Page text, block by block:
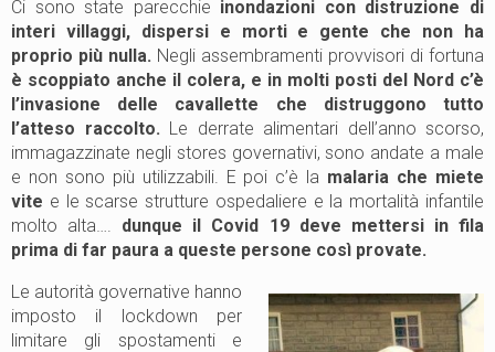
Ci sono state parecchie inondazioni con distruzione di
interi villaggi, dispersi e morti e gente che non ha
proprio più nulla. Negli assembramenti provvisori di fortuna
è scoppiato anche il colera, e in molti posti del Nord c’è
l’invasione delle cavallette che distruggono tutto
l’atteso raccolto. Le derrate alimentari dell’anno scorso,
immagazzinate negli stores governativi, sono andate a male
e non sono più utilizzabili. E poi c’è la malaria che miete
vite e le scarse strutture ospedaliere e la mortalità infantile
molto alta…. dunque il Covid 19 deve mettersi in fila
prima di far paura a queste persone così provate.
Le autorità governative hanno
imposto il lockdown per
limitare gli spostamenti e